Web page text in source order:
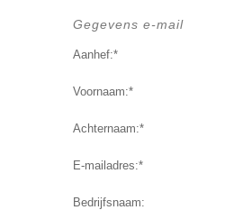
Gegevens e-mail
Aanhef:*
Voornaam:*
Achternaam:*
E-mailadres:*
Bedrijfsnaam: